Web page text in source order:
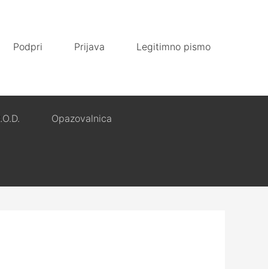
Podpri Prijava Legitimno pismo
Opazovalnica